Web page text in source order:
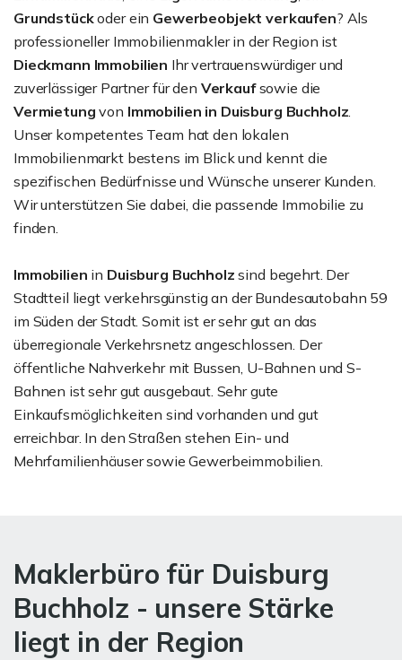
Grundstückoder ein Gewerbeobjekt verkaufen? Als
professioneller Immobilienmakler in der Region ist
Dieckmann Immobilien Ihr vertrauenswürdiger und
zuverlässiger Partner für den Verkaufsowie die
Vermietungvon Immobilien in Duisburg Buchholz.
Unser kompetentes Team hat den lokalen
Immobilienmarkt bestens im Blick und kennt die
spezifischen Bedürfnisse und Wünsche unserer Kunden.
Wir unterstützen Sie dabei, die passende Immobilie zu
finden.
Immobilien in Duisburg Buchholzsind begehrt. Der
Stadtteil liegt verkehrsgünstig an der Bundesautobahn 59
im Süden der Stadt. Somit ist er sehr gut an das
überregionale Verkehrsnetz angeschlossen. Der
öffentliche Nahverkehr mit Bussen, U-Bahnen und S-
Bahnen ist sehr gut ausgebaut. Sehr gute
Einkaufsmöglichkeiten sind vorhanden und gut
erreichbar. In den Straßen stehen Ein- und
Mehrfamilienhäuser sowie Gewerbeimmobilien.
Maklerbüro für Duisburg
Buchholz - unsere Stärke
liegt in der Region